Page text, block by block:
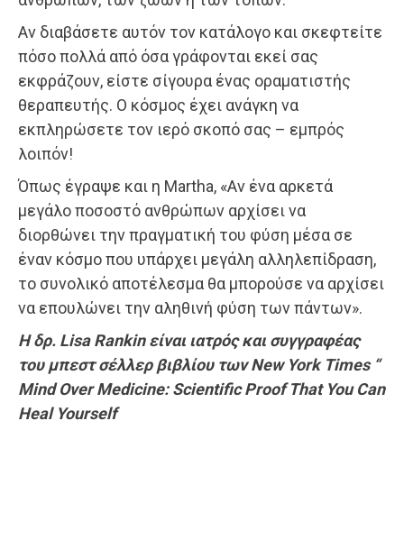
Αν διαβάσετε αυτόν τον κατάλογο και σκεφτείτε
πόσο πολλά από όσα γράφονται εκεί σας
εκφράζουν, είστε σίγουρα ένας οραματιστής
θεραπευτής. Ο κόσμος έχει ανάγκη να
εκπληρώσετε τον ιερό σκοπό σας – εμπρός
λοιπόν!
Όπως έγραψε και η Martha, «Αν ένα αρκετά
μεγάλο ποσοστό ανθρώπων αρχίσει να
διορθώνει την πραγματική του φύση μέσα σε
έναν κόσμο που υπάρχει μεγάλη αλληλεπίδραση,
το συνολικό αποτέλεσμα θα μπορούσε να αρχίσει
να επουλώνει την αληθινή φύση των πάντων».
H δρ. Lisa Rankin είναι ιατρός και συγγραφέας
του μπεστ σέλλερ βιβλίου των New York Times “
Mind Over Medicine: Scientific Proof That You Can
Heal Yourself